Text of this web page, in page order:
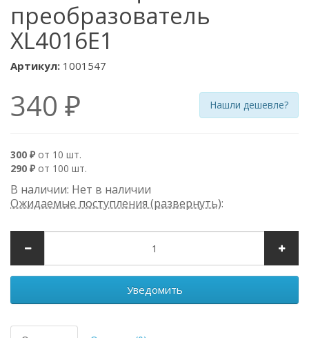
преобразователь
XL4016E1
Артикул: 1001547
340 ₽ Нашли дешевле?
300 ₽ от 10 шт.
290 ₽ от 100 шт.
В наличии: Нет в наличии
Ожидаемые поступления (развернуть):
Уведомить